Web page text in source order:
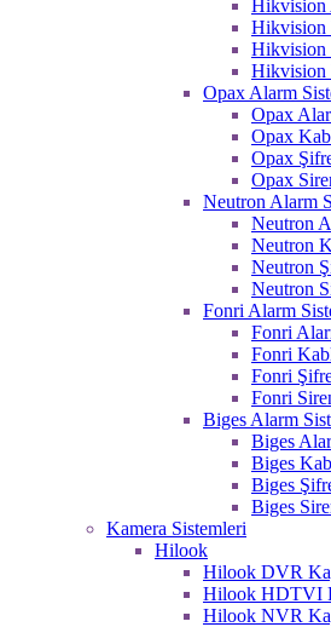
Hikvision
Hikvision
Hikvision
Hikvision
Opax Alarm
Opax
Opax
Opax
Opax
Neutron Alarm
Neutron
Neutron
Neutron
Neutron
Fonri Alarm
Fonri
Fonri
Fonri
Fonri
Biges Alarm
Biges
Biges
Biges
Biges
Kamera Sistemleri
Hilook
Hilook DVR
Hilook HDTVI
Hilook NVR